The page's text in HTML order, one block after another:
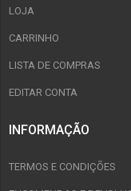
LOJA
CARRINHO
LISTA DE COMPRAS
EDITAR CONTA
INFORMAÇÃO
TERMOS E CONDIÇÕES